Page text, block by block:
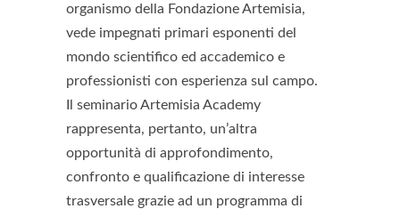
organismo della Fondazione Artemisia,
vede impegnati primari esponenti del
mondo scientifico ed accademico e
professionisti con esperienza sul campo.
Il seminario Artemisia Academy
rappresenta, pertanto, un’altra
opportunità di approfondimento,
confronto e qualificazione di interesse
trasversale grazie ad un programma di